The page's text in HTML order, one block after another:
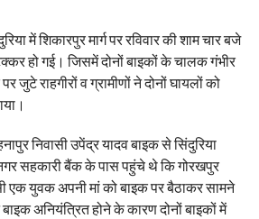
में शिकारपुर मार्ग पर रविवार की शाम चार बजे
हो गई। जिसमें दोनों बाइकों के चालक गंभीर
जुटे राहगीरों व ग्रामीणों ने दोनों घायलों को
निवासी उपेंद्र यादव बाइक से सिंदुरिया
सहकारी बैंक के पास पहुंचे थे कि गोरखपुर
एक युवक अपनी मां को बाइक पर बैठाकर सामने
अनियंत्रित होने के कारण दोनों बाइकों में